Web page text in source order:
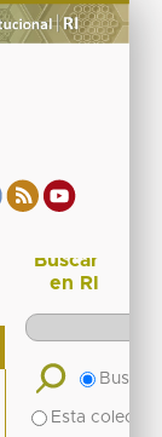
Buscar
en RI
Buscar
Esta